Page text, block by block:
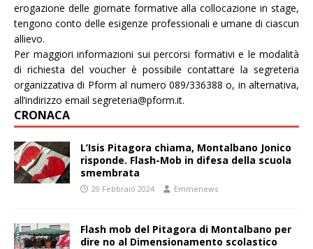
erogazione delle giornate formative alla collocazione in stage,
tengono conto delle esigenze professionali e umane di ciascun
allievo.
Per maggiori informazioni sui percorsi formativi e le modalità
di richiesta del voucher è possibile contattare la segreteria
organizzativa di Pform al numero 089/336388 o, in alternativa,
all’indirizzo email segreteria@pform.it.
CRONACA
L’Isis Pitagora chiama, Montalbano Jonico
risponde. Flash-Mob in difesa della scuola
smembrata
20 Febbraio 2024 Emmenews
Flash mob del Pitagora di Montalbano per
dire no al Dimensionamento scolastico